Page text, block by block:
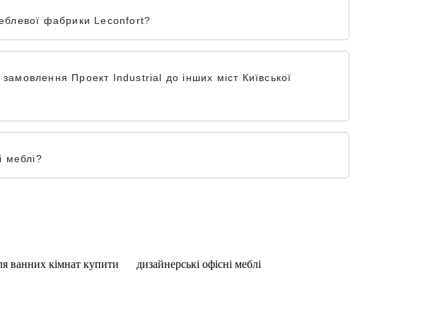
фабрики Leconfort?
Проект Industrial до інших міст Київської
меблі?
ванних кімнат купити
дизайнерські офісні меблі